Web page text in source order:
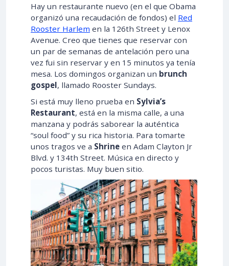
Hay un restaurante nuevo (en el que Obama
organizó una recaudación de fondos) el Red
Rooster Harlem en la 126th Street y Lenox
Avenue. Creo que tienes que reservar con
un par de semanas de antelación pero una
vez fui sin reservar y en 15 minutos ya tenía
mesa. Los domingos organizan un brunch
gospel, llamado Rooster Sundays.
Si está muy lleno prueba en Sylvia’s
Restaurant, está en la misma calle, a una
manzana y podrás saborear la auténtica
“soul food” y su rica historia. Para tomarte
unos tragos ve a Shrine en Adam Clayton Jr
Blvd. y 134th Street. Música en directo y
pocos turistas. Muy buen sitio.